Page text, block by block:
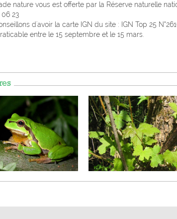
nature vous est offerte par la Réserve naturelle
23
d'avoir la carte IGN du site : IGN Top 25
entre le 15 septembre et le 15 mars.